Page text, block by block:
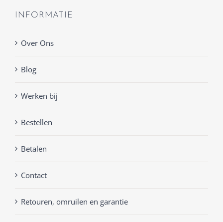
INFORMATIE
Over Ons
Blog
Werken bij
Bestellen
Betalen
Contact
Retouren, omruilen en garantie